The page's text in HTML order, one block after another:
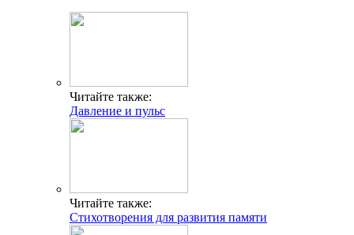
Читайте также:
Давление и пульс
Читайте также:
Стихотворения для развития памяти